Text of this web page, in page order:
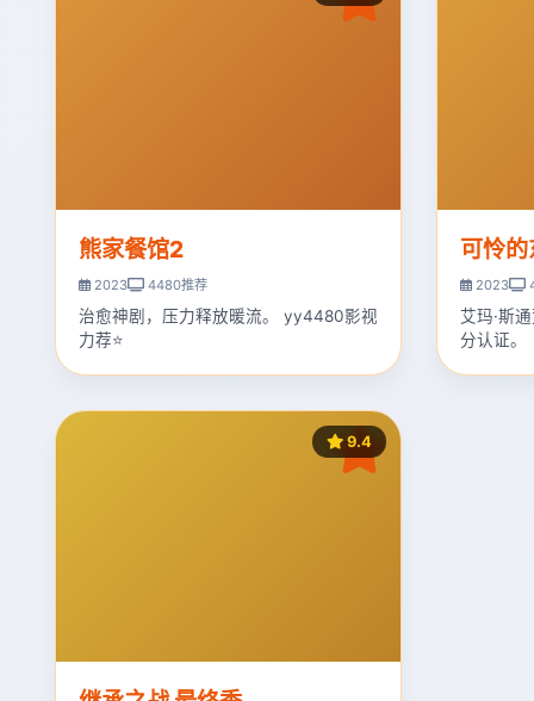
熊家餐馆2
2023 4480推荐
治愈神剧，压力释放暖流。 yy4480影视
力荐⭐
可怜
2023
艾玛·斯
分认证。
9.4